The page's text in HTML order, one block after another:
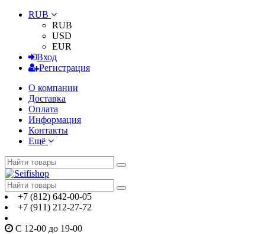
RUB
RUB
USD
EUR
Вход
Регистрация
О компании
Доставка
Оплата
Информация
Контакты
Ещё
+7 (812) 642-00-05
+7 (911) 212-27-72
С 12-00 до 19-00